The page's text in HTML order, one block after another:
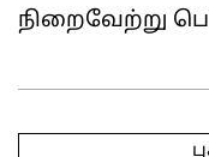
நிறைவேற்று
05-